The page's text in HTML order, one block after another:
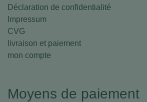
Déclaration de confidentialité
Impressum
CVG
livraison et paiement
mon compte
Moyens de paiement